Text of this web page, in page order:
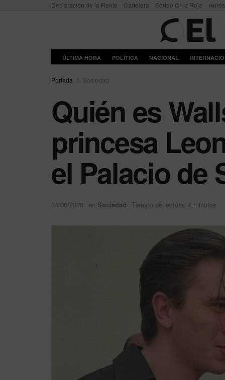
Declaración de la Renta Cartelera Sorteo Cruz Roja
ÚLTIMA HORA POLÍTICA NACIONAL
Portada Sociedad
Quién es
princesa
el Palacio de
04/06/2026 en Sociedad Tiempo de lectura: 4 minutos